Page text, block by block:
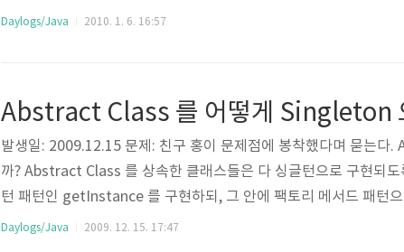
는데, 업체에서 제공해준 jar 파일을 각 라이브러리 폴더(WEB-
Daylogs/Java 2010. 1. 6. 16:57
Abstract Class 를 어떻게 Singleton
발생일: 2009.12.15 문제: 친구 홍이 문제점에 봉착했다며 묻는
까? Abstract Class 를 상속한 클래스들은 다 싱글턴으로 구현되
턴 패턴인 getInstance 를 구현하되, 그 안에 팩토리 메서드 패턴
tatic AbstractSingleton uniqueInstance; public static
Daylogs/Java 2009. 12. 15. 17:47